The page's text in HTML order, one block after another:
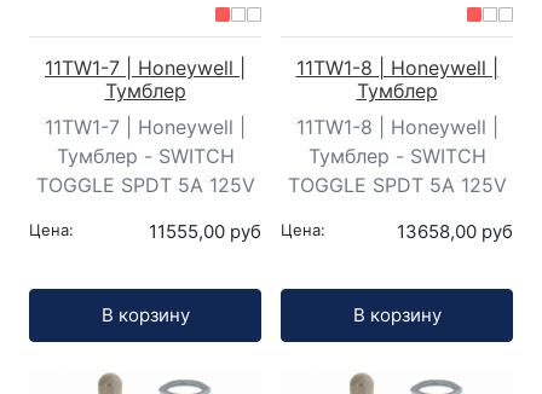
11TW1-7 | Honeywell |
Тумблер
11TW1-7 | Honeywell |
Тумблер - SWITCH
TOGGLE SPDT 5A 125V
Цена: 11555,00 руб
В корзину
11TW1-8 | Honeywell |
Тумблер
11TW1-8 | Honeywell |
Тумблер - SWITCH
TOGGLE SPDT 5A 125V
Цена: 13658,00 руб
В корзину